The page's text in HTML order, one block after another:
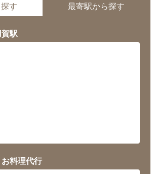
す 最寄駅から探す
駅
料理代行